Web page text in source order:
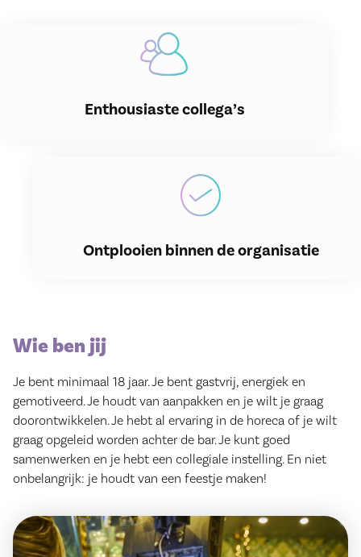
Enthousiaste collega’s
Ontplooien binnen de organisatie
Wie ben jij
Je bent minimaal 18 jaar. Je bent gastvrij, energiek en
gemotiveerd. Je houdt van aanpakken en je wilt je graag
doorontwikkelen. Je hebt al ervaring in de horeca of je wilt
graag opgeleid worden achter de bar. Je kunt goed
samenwerken en je hebt een collegiale instelling. En niet
onbelangrijk: je houdt van een feestje maken!